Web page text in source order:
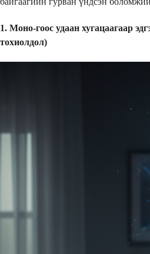
1. Моно-гоос удаан хугацаагаар
тохиолдол)